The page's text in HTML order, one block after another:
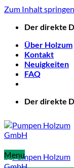
Zum Inhalt springen
Der direkte
Über Holzum
Kontakt
Neuigkeiten
FAQ
Der direkte
Menu